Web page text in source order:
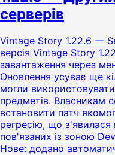
серверів
Vintage Story 1.22.6 —
версія Vintage Story
завантаження через
Оновлення усуває ще
могли
предметів. Власникам
встановити патч
регресію, що з'явилася
пов'язаних із зоною
Нове: додано